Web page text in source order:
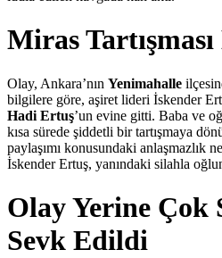
Miras
Olay, Ankara’nın Yenimahalle
bilgilere göre, aşiret lideri İskender
Hadi Ertuş’un evine gitti. Baba ve
kısa sürede şiddetli bir tartışmaya
paylaşımı konusundaki anlaşmazlık
İskender Ertuş, yanındaki silahla
Olay Yerine Çok
Sevk Edildi